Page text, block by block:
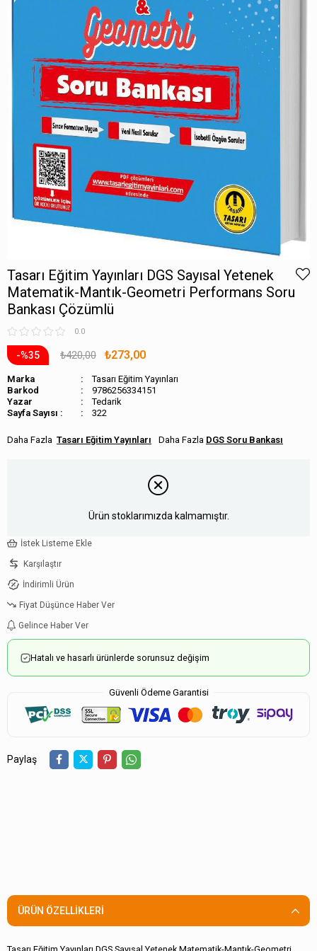
Tasarı Eğitim Yayınları DGS Sayısal Yetenek
Matematik-Mantık-Geometri Performans Soru
Bankası Çözümlü
0.0
35 ₺420,00 ₺273,00
Marka
Tasarı Eğitim Yayınları
Barkod
9786256334151
Tedarik
Sayfa Sayısı :
322
Tasarı Eğitim Yayınları DGS Soru Bankası
Ürün stoklarımızda kalmamıştır.
İstek Listeme Ekle
Karşılaştır
İndirimli Ürün
Fiyat Düşünce Haber Ver
Gelince Haber Ver
Hatalı ve hasarlı ürünlerde sorunsuz değişim
Güvenli Ödeme Garantisi
Paylaş
ÜRÜN ÖZELLIKLERI